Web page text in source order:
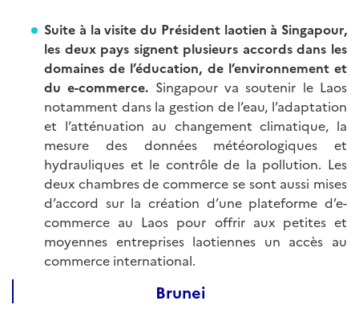
Suite à la visite du Président laotien à Singapour,
les deux pays signent plusieurs accords dans les
domaines de l’éducation, de l’environnement et
du e-commerce. Singapour va soutenir le Laos
notamment dans la gestion de l’eau, l’adaptation
et l’atténuation au changement climatique, la
mesure des données météorologiques et
hydrauliques et le contrôle de la pollution. Les
deux chambres de commerce se sont aussi mises
d’accord sur la création d’une plateforme d’e-
commerce au Laos pour offrir aux petites et
moyennes entreprises laotiennes un accès au
commerce international.
Brunei